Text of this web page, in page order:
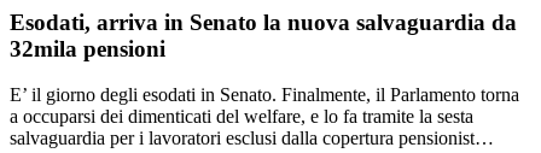
Esodati, arriva in Senato la nuova salvaguardia da
32mila pensioni
E’ il giorno degli esodati in Senato. Finalmente, il Parlamento torna
a occuparsi dei dimenticati del welfare, e lo fa tramite la sesta
salvaguardia per i lavoratori esclusi dalla copertura pensionist…